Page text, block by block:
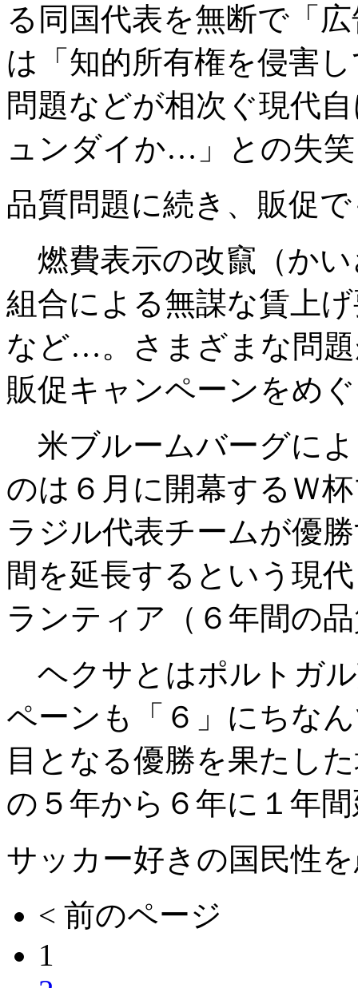
る同国代表を無断で「
は「知的所有権を侵害
問題などが相次ぐ現代
ュンダイか…」との失
品質問題に続き、販促
燃費表示の改竄（か
組合による無謀な賃上
など…。さまざまな問
販促キャンペーンをめ
米ブルームバーグに
のは６月に開幕するＷ
ラジル代表チームが優
間を延長するという現
ランティア（６年間の
ヘクサとはポルトガ
ペーンも「６」にちな
目となる優勝を果たし
の５年から６年に１年
サッカー好きの国民性
< 前のページ
1